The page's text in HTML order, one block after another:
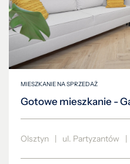
MIESZKANIE NA SPRZEDAŻ
Gotowe mieszkanie -
Olsztyn | ul. Partyzantów |